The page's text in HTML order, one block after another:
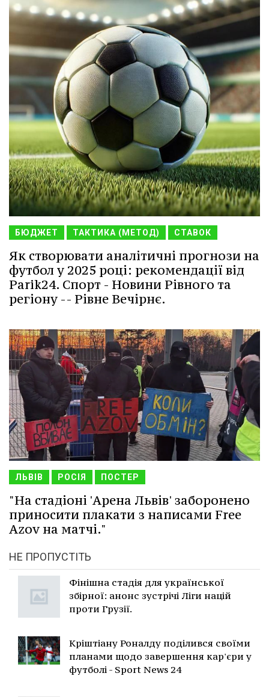
БЮДЖЕТ ТАКТИКА (МЕТОД) СТАВОК
Як створювати аналітичні прогнози на
футбол у 2025 році: рекомендації від
Parik24. Спорт - Новини Рівного та
регіону -- Рівне Вечірнє.
ЛЬВІВ РОСІЯ ПОСТЕР
"На стадіоні 'Арена Львів' заборонено
приносити плакати з написами Free
Azov на матчі."
НЕ ПРОПУСТІТЬ
Фінішна стадія для української
збірної: анонс зустрічі Ліги націй
проти Грузії.
Кріштіану Роналду поділився своїми
планами щодо завершення кар'єри у
футболі - Sport News 24